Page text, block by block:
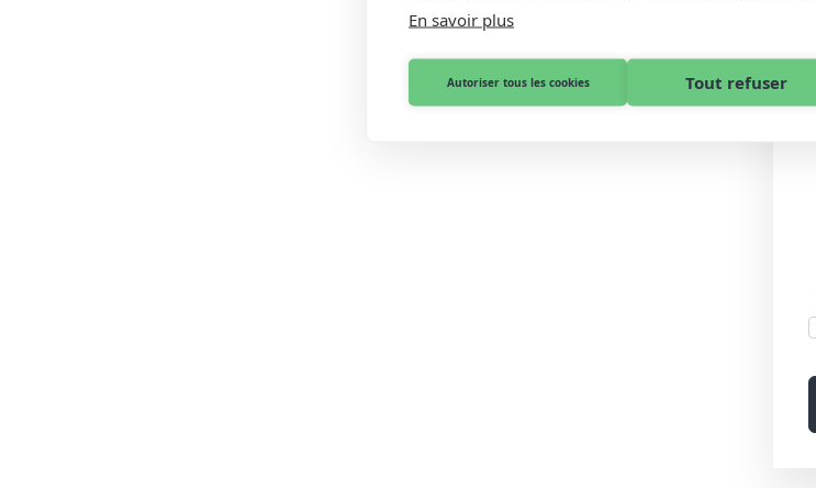
En savoir plus
Autoriser tous les cookies Tout refuser